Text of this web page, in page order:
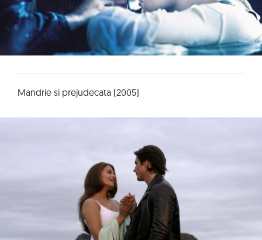
Mandrie si prejudecata (2005)